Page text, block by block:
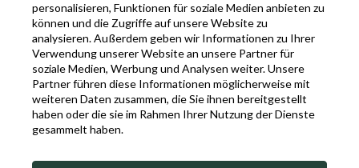
personalisieren, Funktionen für soziale Medien anbieten zu
können und die Zugriffe auf unsere Website zu
analysieren. Außerdem geben wir Informationen zu Ihrer
Verwendung unserer Website an unsere Partner für
soziale Medien, Werbung und Analysen weiter. Unsere
Partner führen diese Informationen möglicherweise mit
weiteren Daten zusammen, die Sie ihnen bereitgestellt
haben oder die sie im Rahmen Ihrer Nutzung der Dienste
gesammelt haben.
über uns
Blog
Partnerprogramm
EN IT FR DE